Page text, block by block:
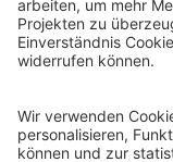
WWF Deutschland
Reinhardtstr. 18
10117 Berlin
Ihre Spende